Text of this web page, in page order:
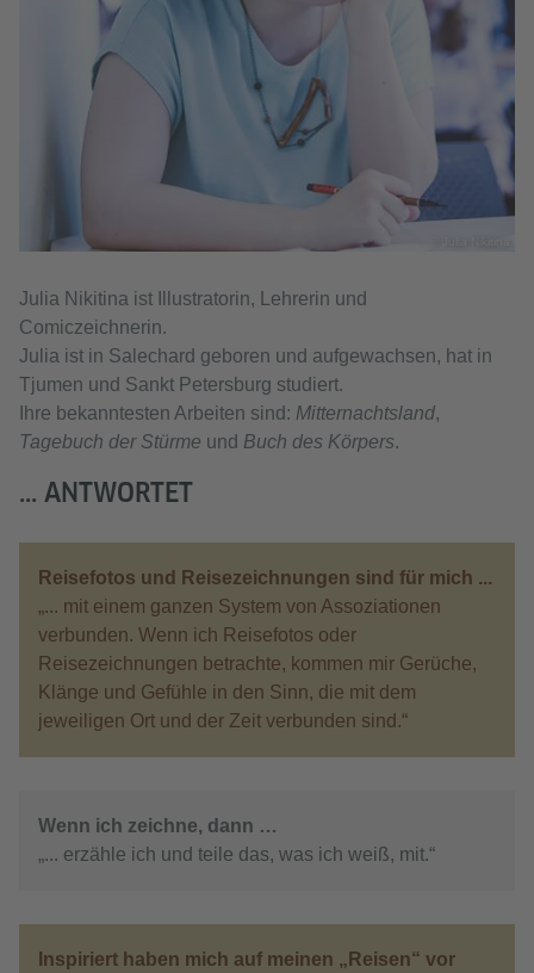
Julia Nikitina ist Illustratorin, Lehrerin und
Comiczeichnerin.
Julia ist in Salechard geboren und aufgewachsen, hat in
Tjumen und Sankt Petersburg studiert.
Ihre bekanntesten Arbeiten sind: Mitternachtsland,
Tagebuch der Stürme und Buch des Körpers.
... ANTWORTET
Reisefotos und Reisezeichnungen sind für mich ...
„... mit einem ganzen System von Assoziationen
verbunden. Wenn ich Reisefotos oder
Reisezeichnungen betrachte, kommen mir Gerüche,
Klänge und Gefühle in den Sinn, die mit dem
jeweiligen Ort und der Zeit verbunden sind.“
Wenn ich zeichne, dann …
„... erzähle ich und teile das, was ich weiß, mit.“
Inspiriert haben mich auf meinen „Reisen“ vor